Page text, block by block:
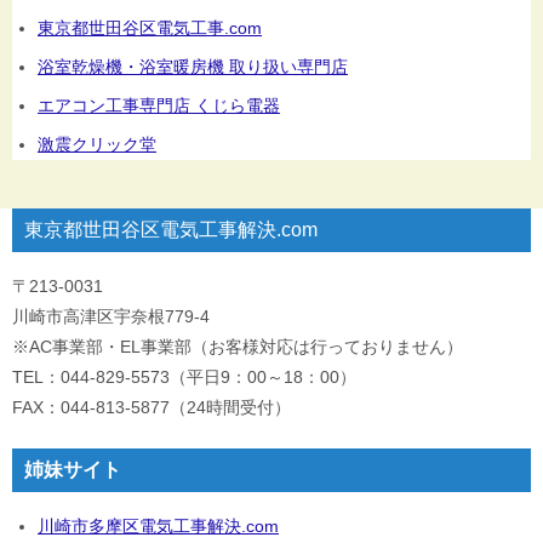
東京都世田谷区電気工事.com
浴室乾燥機・浴室暖房機 取り扱い専門店
エアコン工事専門店 くじら電器
激震クリック堂
東京都世田谷区電気工事解決.com
〒213-0031
川崎市高津区宇奈根779-4
※AC事業部・EL事業部（お客様対応は行っておりません）
TEL：044-829-5573（平日9：00～18：00）
FAX：044-813-5877（24時間受付）
姉妹サイト
川崎市多摩区電気工事解決.com